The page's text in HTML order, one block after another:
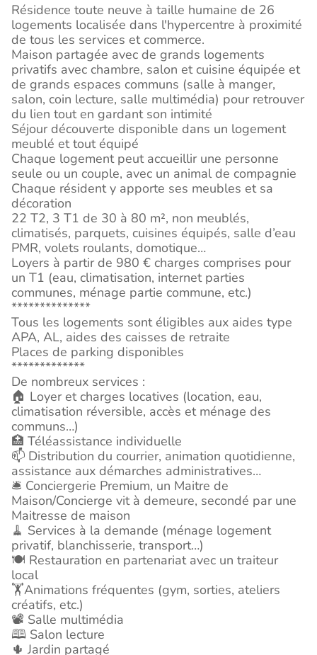
Résidence toute neuve à taille humaine de 26
logements localisée dans l'hypercentre à proximité
de tous les services et commerce.
Maison partagée avec de grands logements
privatifs avec chambre, salon et cuisine équipée et
de grands espaces communs (salle à manger,
salon, coin lecture, salle multimédia) pour retrouver
du lien tout en gardant son intimité
Séjour découverte disponible dans un logement
meublé et tout équipé
Chaque logement peut accueillir une personne
seule ou un couple, avec un animal de compagnie
Chaque résident y apporte ses meubles et sa
décoration
22 T2, 3 T1 de 30 à 80 m², non meublés,
climatisés, parquets, cuisines équipés, salle d’eau
PMR, volets roulants, domotique…
Loyers à partir de 980 € charges comprises pour
un T1 (eau, climatisation, internet parties
communes, ménage partie commune, etc.)
**************
Tous les logements sont éligibles aux aides type
APA, AL, aides des caisses de retraite
Places de parking disponibles
*************
De nombreux services :
🏠 Loyer et charges locatives (location, eau,
climatisation réversible, accès et ménage des
communs…)
🏥 Téléassistance individuelle
📫 Distribution du courrier, animation quotidienne,
assistance aux démarches administratives…
🛎️ Conciergerie Premium, un Maitre de
Maison/Concierge vit à demeure, secondé par une
Maitresse de maison
🧹 Services à la demande (ménage logement
privatif, blanchisserie, transport…)
🍽️ Restauration en partenariat avec un traiteur
local
🏋️Animations fréquentes (gym, sorties, ateliers
créatifs, etc.)
📽️ Salle multimédia
🕮 Salon lecture
🌵 Jardin partagé